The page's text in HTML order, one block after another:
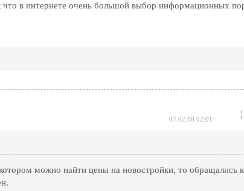
что в интернете очень большой выбор информационных
07.02.18 02:01
можно найти цены на новостройки, то обращались к